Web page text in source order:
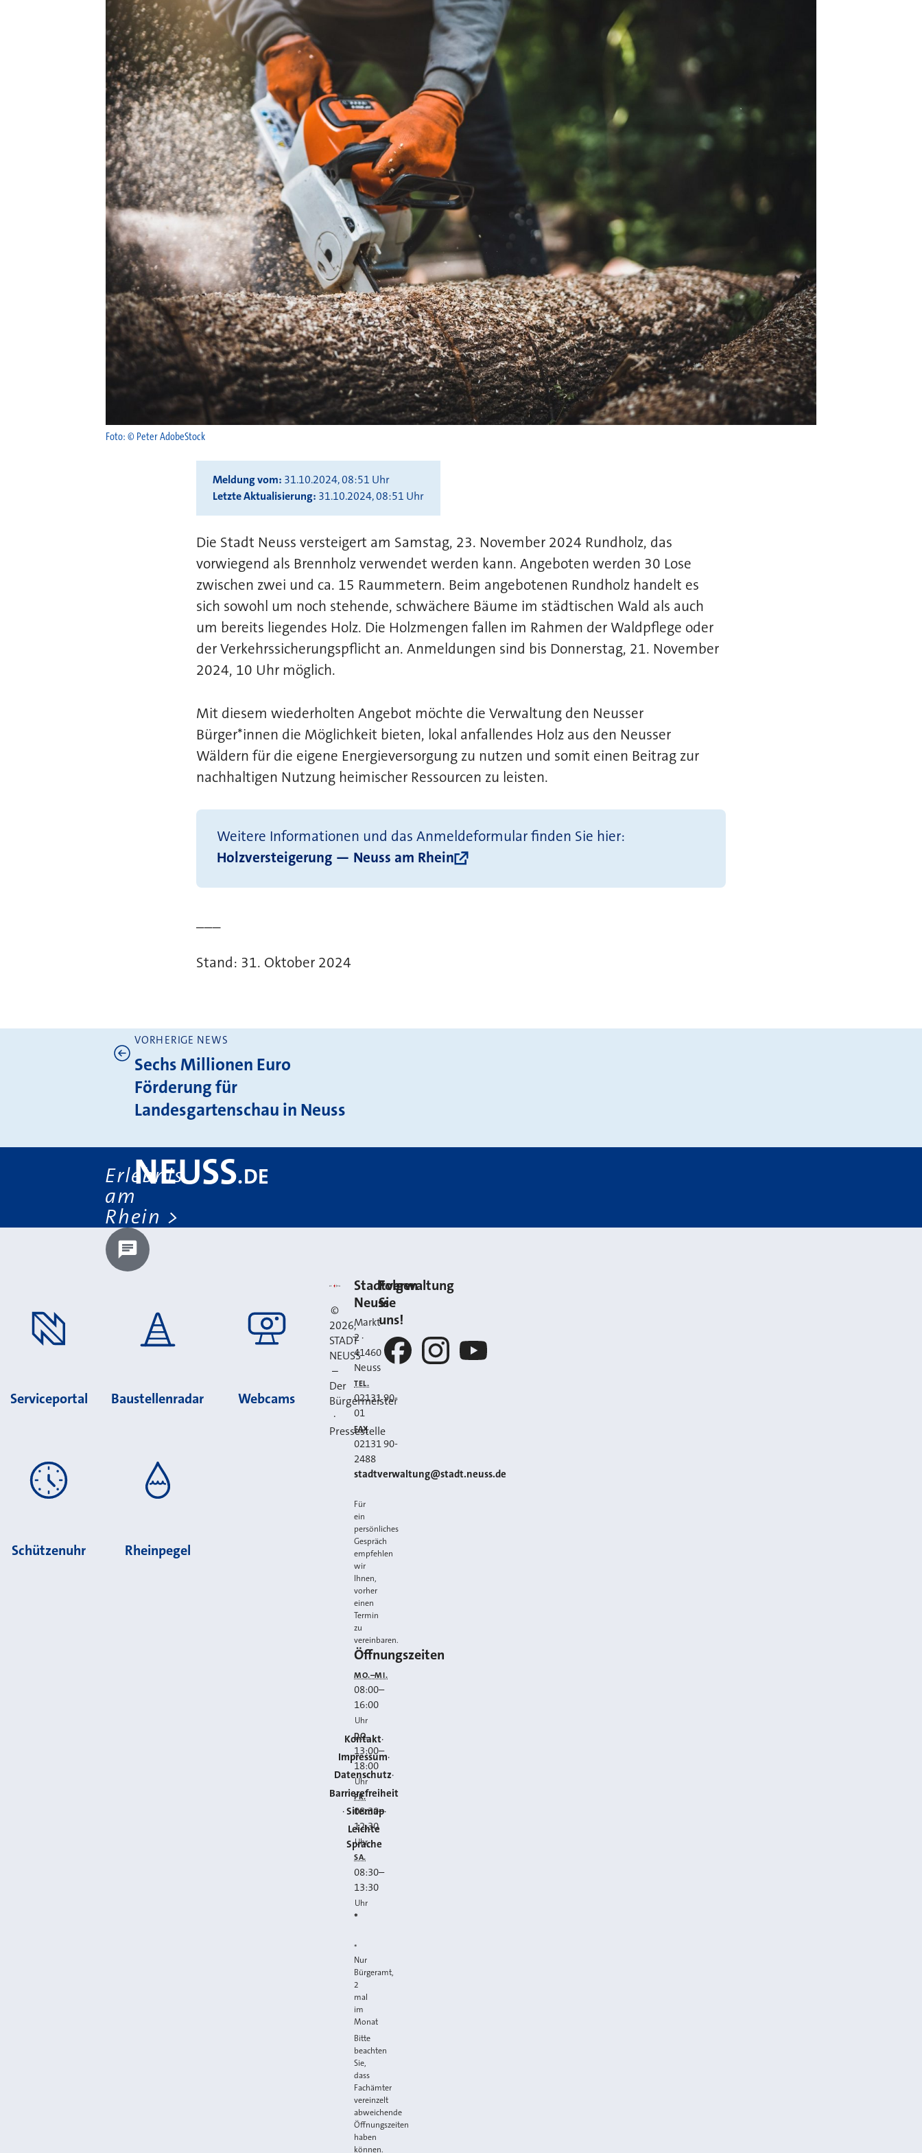
Foto: © Peter AdobeStock
Meldung vom 31.10.2024, 08:51 Uhr
Letzte Aktualisierung 31.10.2024, 08:51 Uhr
Die Stadt Neuss versteigert am Samstag, 23. November 2024 Rundholz, das
vorwiegend als Brennholz verwendet werden kann. Angeboten werden 30 Lose
zwischen zwei und ca. 15 Raummetern. Beim angebotenen Rundholz handelt es
sich sowohl um noch stehende, schwächere Bäume im städtischen Wald als auch
um bereits liegendes Holz. Die Holzmengen fallen im Rahmen der Waldpflege oder
der Verkehrssicherungspflicht an. Anmeldungen sind bis Donnerstag, 21. November
2024, 10 Uhr möglich.
Mit diesem wiederholten Angebot möchte die Verwaltung den Neusser
Bürger*innen die Möglichkeit bieten, lokal anfallendes Holz aus den Neusser
Wäldern für die eigene Energieversorgung zu nutzen und somit einen Beitrag zur
nachhaltigen Nutzung heimischer Ressourcen zu leisten.
Weitere Informationen und das Anmeldeformular finden Sie hier:
Holzversteigerung — Neuss am Rhein
Stand: 31. Oktober 2024
Weitere News
VORHERIGE NEWS
Sechs Millionen Euro
Förderung für
Landesgartenschau in Neuss
Erlebnis
am
Rhein
NEUSS.DE
Chatbot laden?
Serviceportal Baustellenradar Webcams
Schützenuhr Rheinpegel
Stadt Neuss
©
2026,
STADT
NEUSS
–
Der
Bürgermeister
·
Pressestelle
Kontakt
Impressum
Datenschutz
Barrierefreiheit
Sitemap
Leichte
Sprache
Kontakt
Stadtverwaltung
Neuss
Markt
2 ·
41460
Neuss
TEL.
02131 90-
01
FAX
02131 90-
2488
E-MAIL
stadtverwaltung@stadt.neuss.de
Für
ein
persönliches
Gespräch
empfehlen
wir
Ihnen,
vorher
einen
Termin
zu
vereinbaren.
Öffnungszeiten
MO.–MI.
08:00–
16:00
Uhr
DO.
13:00–
18:00
Uhr
FR.
08:30–
12:30
Uhr
SA.
08:30–
13:30
Uhr
*
*
Nur
Bürgeramt,
2
mal
im
Monat
Bitte
beachten
Sie,
dass
Fachämter
vereinzelt
abweichende
Öffnungszeiten
haben
können.
Folgen
Sie
uns!